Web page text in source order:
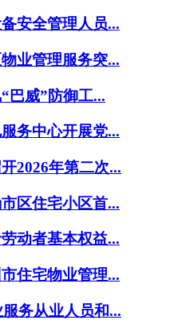
安全管理人员...
业管理服务突...
巴威”防御工...
务中心开展党...
2026年第二次...
区住宅小区首...
动者基本权益...
住宅物业管理...
务从业人员和...